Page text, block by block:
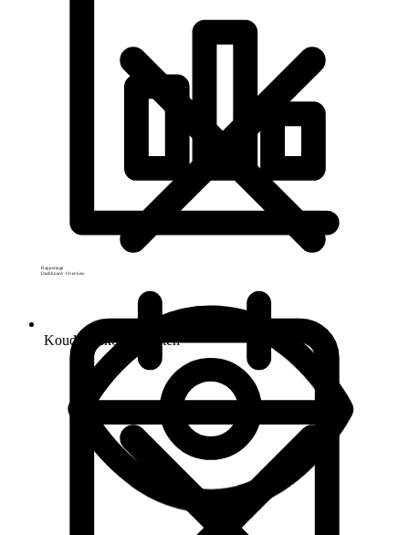
Rapportage
Dashboard
Overview
Nieuw bedrijf herkend op de prijspagina
Koude, gekochte lijsten